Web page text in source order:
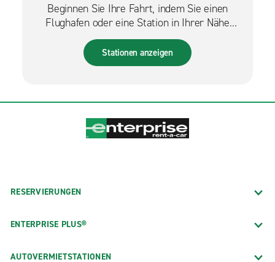
Beginnen Sie Ihre Fahrt, indem Sie einen
Flughafen oder eine Station in Ihrer Nähe
finden.
Stationen anzeigen
RESERVIERUNGEN
ENTERPRISE PLUS®
AUTOVERMIETSTATIONEN